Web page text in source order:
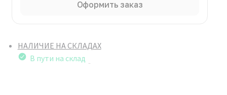
Оформить заказ
НАЛИЧИЕ НА СКЛАДАХ
В пути на склад